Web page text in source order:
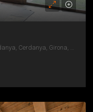
Estoll, el Vilar d'Urtx, Fontanals de Cerdanya, Cerdanya, Girona, Catalunya, 17538, España